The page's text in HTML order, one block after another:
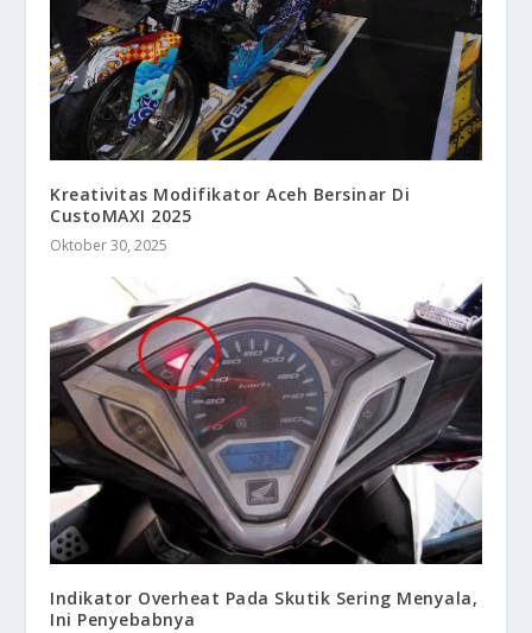
Kreativitas Modifikator Aceh Bersinar Di
CustoMAXI 2025
Oktober 30, 2025
Indikator Overheat Pada Skutik Sering Menyala,
Ini Penyebabnya